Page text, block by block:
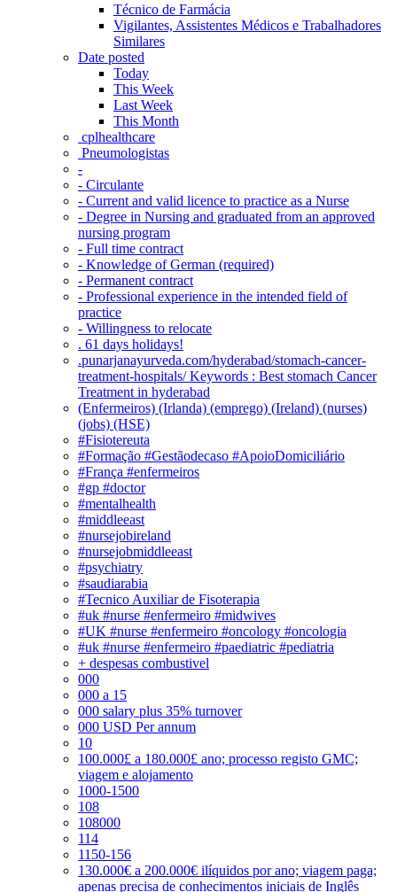
Técnico de Farmácia
Vigilantes, Assistentes Médicos e Trabalhadores
Similares
Date posted
Today
This Week
Last Week
This Month
‎ cplhealthcare‬
Pneumologistas
-
- Circulante
- Current and valid licence to practice as a Nurse
- Degree in Nursing and graduated from an approved
nursing program
- Full time contract
- Knowledge of German (required)
- Permanent contract
- Professional experience in the intended field of
practice
- Willingness to relocate
. 61 days holidays!
.punarjanayurveda.com/hyderabad/stomach-cancer-
treatment-hospitals/ Keywords : Best stomach Cancer
Treatment in hyderabad
(Enfermeiros) (Irlanda) (emprego) (Ireland) (nurses)
(jobs) (HSE)
#Fisiotereuta
#Formação #Gestãodecaso #ApoioDomiciliário
#França #enfermeiros
#gp #doctor
#mentalhealth
#middleeast
#nursejobireland
#nursejobmiddleeast
#psychiatry
#saudiarabia
#Tecnico Auxiliar de Fisoterapia
#uk #nurse #enfermeiro #midwives
#UK #nurse #enfermeiro #oncology #oncologia
#uk #nurse #enfermeiro #paediatric #pediatria
+ despesas combustivel
000
000 a 15
000 salary plus 35% turnover
000 USD Per annum
10
100.000£ a 180.000£ ano; processo registo GMC;
viagem e alojamento
1000-1500
108
108000
114
1150-156
130.000€ a 200.000€ ilíquidos por ano; viagem paga;
apenas precisa de conhecimentos iniciais de Inglês